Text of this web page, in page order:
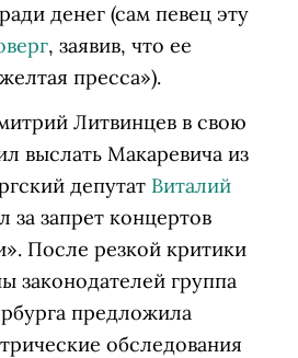
денег (сам певец эту
, заявив, что ее
пресса»).
Литвинцев в свою
выслать Макаревича из
депутат Виталий
за запрет концертов
После резкой критики
законодателей группа
предложила
обследования